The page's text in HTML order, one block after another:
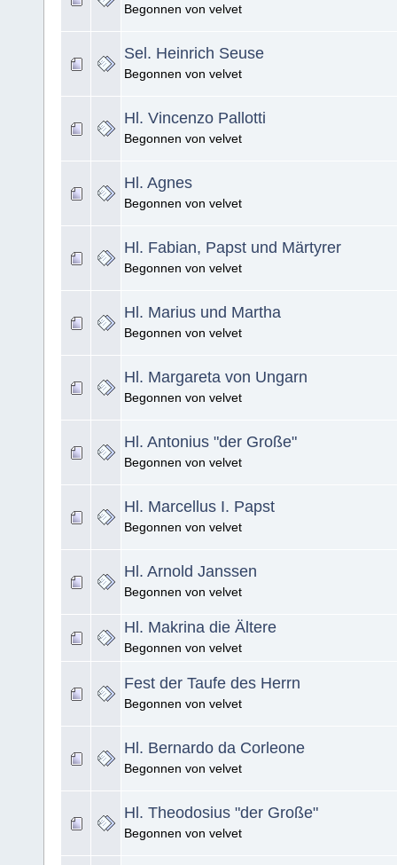
Begonnen von velvet
Sel. Heinrich Seuse
Begonnen von velvet
Hl. Vincenzo Pallotti
Begonnen von velvet
Hl. Agnes
Begonnen von velvet
Hl. Fabian, Papst und Märtyrer
Begonnen von velvet
Hl. Marius und Martha
Begonnen von velvet
Hl. Margareta von Ungarn
Begonnen von velvet
Hl. Antonius "der Große"
Begonnen von velvet
Hl. Marcellus I. Papst
Begonnen von velvet
Hl. Arnold Janssen
Begonnen von velvet
Hl. Makrina die Ältere
Begonnen von velvet
Fest der Taufe des Herrn
Begonnen von velvet
Hl. Bernardo da Corleone
Begonnen von velvet
Hl. Theodosius "der Große"
Begonnen von velvet